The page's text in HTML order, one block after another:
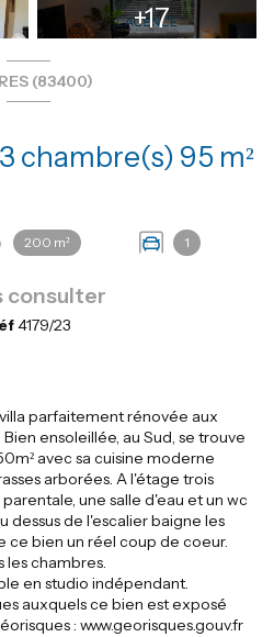
+17
(83400)
Villa 4 pièce(s) 3 chambre(s) 95 m²
200 m² 1
consulter
4179/23
parfaitement rénovée aux
ensoleillée, au Sud, se trouve
avec sa cuisine moderne
arborées. A l'étage trois
une salle d'eau et un wc
dessus de l'escalier baigne les
ce bien un réel coup de coeur.
les chambres.
en studio indépendant.
auxquels ce bien est exposé
: www.georisques.gouv.fr